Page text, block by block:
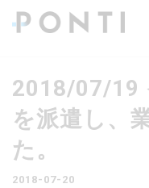
2018/07/19
を派遣し、
た。
2018-07-20